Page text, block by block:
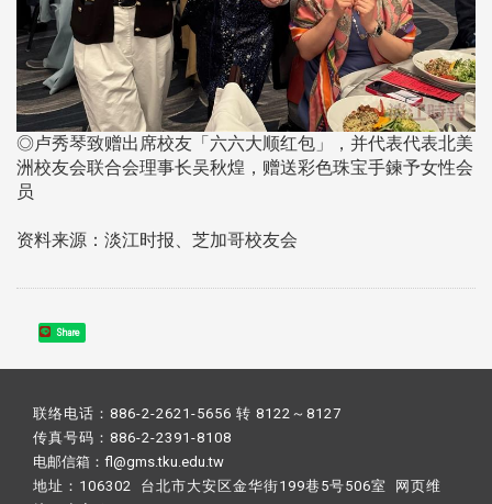
◎卢秀琴致赠出席校友「六六大顺红包」，并代表代表北美
洲校友会联合会理事长吴秋煌，赠送彩色珠宝手鍊予女性会
员
资料来源：淡江时报、芝加哥校友会
Share
联络电话：886-2-2621-5656 转 8122～8127
传真号码：886-2-2391-8108
电邮信箱：fl@gms.tku.edu.tw
地址：106302 台北市大安区金华街199巷5号506室 网页维